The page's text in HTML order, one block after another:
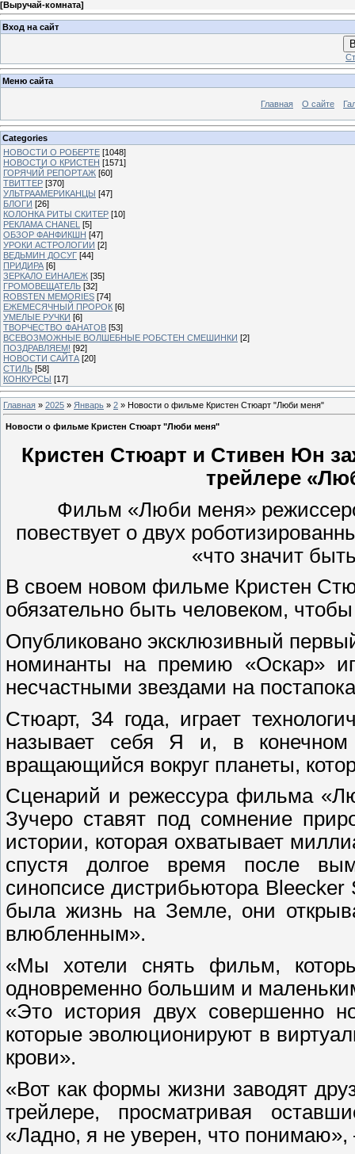
[Выручай-комната]
Вход на сайт
Меню сайта
Главная О сайте
Categories
НОВОСТИ О РОБЕРТЕ [1048]
НОВОСТИ О КРИСТЕН [1571]
ГОРЯЧИЙ РЕПОРТАЖ [60]
ТВИТТЕР [370]
УЛЬТРААМЕРИКАНЦЫ [47]
БЛОГИ [26]
КОЛОНКА РИТЫ СКИТЕР [10]
РЕКЛАМА CHANEL [5]
ОБЗОР ФАНФИКШН [47]
УРОКИ АСТРОЛОГИИ [2]
ВЕДЬМИН ДОСУГ [44]
ПРИДИРА [6]
ЗЕРКАЛО ЕИНАЛЕЖ [35]
ГРОМОВЕЩАТЕЛЬ [32]
ROBSTEN MEMORIES [74]
ЕЖЕМЕСЯЧНЫЙ ПРОРОК [6]
УМЕЛЫЕ РУЧКИ [6]
ТВОРЧЕСТВО ФАНАТОВ [53]
ВСЕВОЗМОЖНЫЕ ВОЛШЕБНЫЕ РОБСТЕН СМЕШИНКИ [2]
ПОЗДРАВЛЯЕМ! [92]
НОВОСТИ САЙТА [20]
СТИЛЬ [58]
КОНКУРСЫ [17]
Главная » 2025 » Январь » 2 » Новости о фильме Кристен Стюарт "Люби меня"
Новости о фильме Кристен Стюарт "Люби меня"
Кристен Стюарт и Стивен Юн
трейлере
Фильм «Люби меня»
повествует о двух
«что значит
В своем новом фильме Кристен
обязательно быть человеком,
Опубликовано эксклюзивный
номинанты на премию «Оскар»
несчастными звездами на
Стюарт, 34 года, играет
называет себя Я и, в
вращающийся вокруг планеты,
Сценарий и режессура фильма
Зучеро ставят под сомнение
истории, которая охватывает
спустя долгое время после
синопсисе дистрибьютора Bleecker
была жизнь на Земле, они
влюбленным».
«Мы хотели снять фильм,
одновременно большим и
«Это история двух
которые эволюционируют в
крови».
«Вот как формы жизни заводят
трейлере, просматривая
«Ладно, я не уверен, что